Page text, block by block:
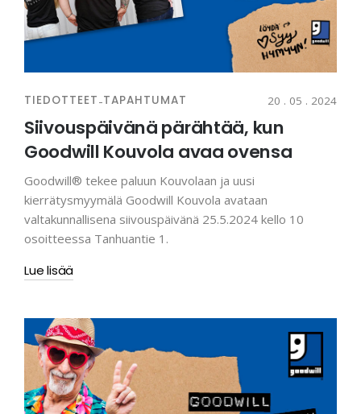
TIEDOTTEET-TAPAHTUMAT 20 . 05 . 2024
Siivouspäivänä pärähtää, kun
Goodwill Kouvola avaa ovensa
Goodwill® tekee paluun Kouvolaan ja uusi
kierrätysmyymälä Goodwill Kouvola avataan
valtakunnallisena siivouspäivänä 25.5.2024 kello 10
osoitteessa Tanhuantie 1.
Lue lisää